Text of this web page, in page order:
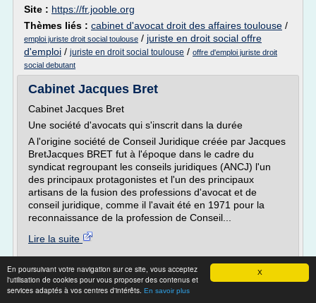
X
En poursuivant votre navigation sur ce site, vous acceptez
l'utilisation de cookies pour vous proposer des contenus et
services adaptés à vos centres d'intérêts. En savoir plus
Site : https://fr.jooble.org
Thèmes liés : cabinet d'avocat droit des affaires toulouse /
emploi juriste droit social toulouse / juriste en droit social offre
d'emploi / juriste en droit social toulouse / offre d'emploi juriste droit
social debutant
Cabinet Jacques Bret
Cabinet Jacques Bret
Une société d'avocats qui s'inscrit dans la durée
A l'origine société de Conseil Juridique créée par Jacques
BretJacques BRET fut à l'époque dans le cadre du
syndicat regroupant les conseils juridiques (ANCJ) l'un
des principaux protagonistes et l'un des principaux
artisans de la fusion des professions d'avocat et de
conseil juridique, comme il l'avait été en 1971 pour la
reconnaissance de la profession de Conseil...
Lire la suite
Site :http://www.cabinetjacquesbret.com
Thèmes liés : cabinet d'avocat droit social international/
cabinet d'avocat droit fiscal lyon /cabinet d'avocat droit social